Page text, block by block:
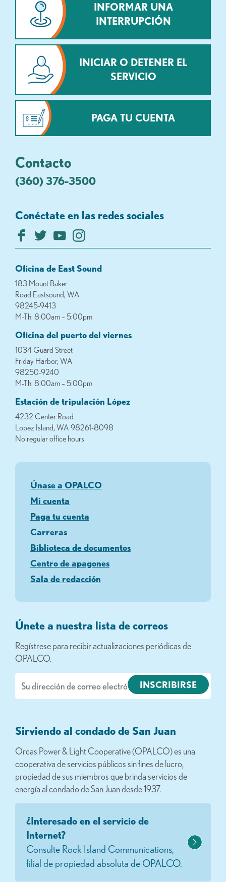
INFORMAR UNA
INTERRUPCIÓN
INICIAR O DETENER EL
SERVICIO
PAGA TU CUENTA
Contacto
(360) 376-3500
Conéctate en las redes sociales
Oficina de East Sound
183 Mount Baker
Road Eastsound, WA
98245-9413
M-Th: 8:00am – 5:00pm
Oficina del puerto del viernes
1034 Guard Street
Friday Harbor, WA
98250-9240
M-Th: 8:00am – 5:00pm
Estación de tripulación López
4232 Center Road
Lopez Island, WA 98261-8098
No regular office hours
Únase a OPALCO
Mi cuenta
Paga tu cuenta
Carreras
Biblioteca de documentos
Centro de apagones
Sala de redacción
Únete a nuestra lista de correos
Regístrese para recibir actualizaciones periódicas de
OPALCO.
electrónico
Sirviendo al condado de San Juan
Orcas Power & Light Cooperative (OPALCO) es una
cooperativa de servicios públicos sin fines de lucro,
propiedad de sus miembros que brinda servicios de
energía al condado de San Juan desde 1937.
¿Interesado en el servicio de
Internet?
Consulte Rock Island Communications,
filial de propiedad absoluta de OPALCO.